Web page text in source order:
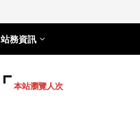
站務資訊
本站瀏覽人次